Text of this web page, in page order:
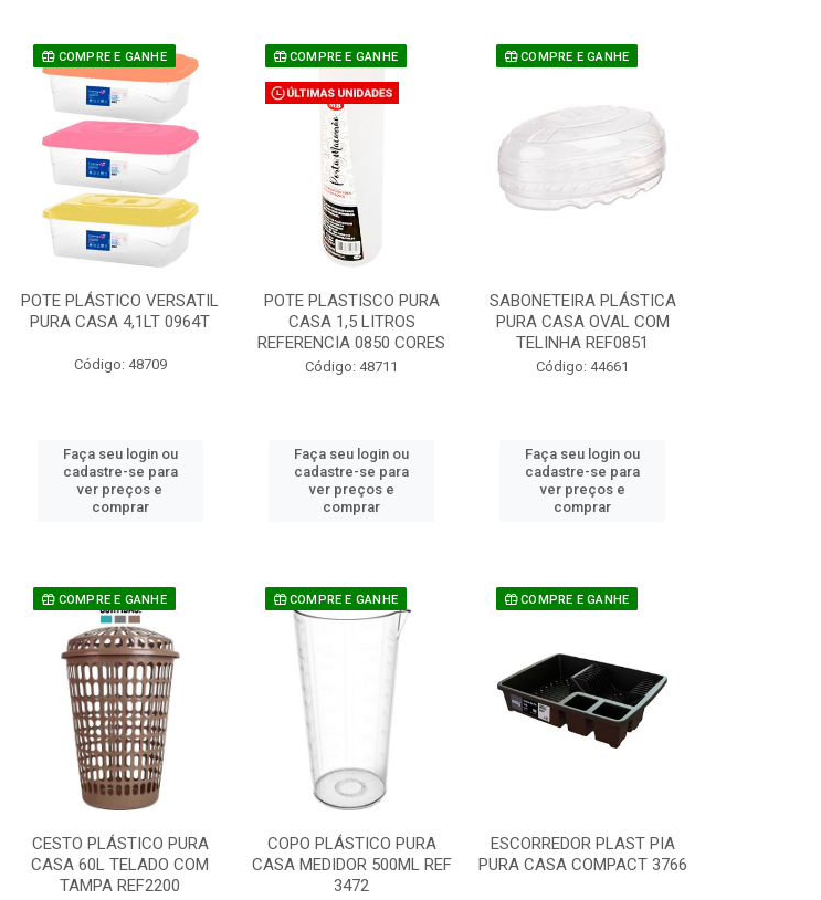
COMPRE E GANHE
POTE PLÁSTICO VERSATIL
PURA CASA 4,1LT 0964T
Código: 48709
Faça seu login ou
cadastre-se para
ver preços e
comprar
COMPRE E GANHE
POTE PLASTISCO PURA
CASA 1,5 LITROS
REFERENCIA 0850 CORES
Código: 48711
Faça seu login ou
cadastre-se para
ver preços e
comprar
COMPRE E GANHE
SABONETEIRA PLÁSTICA
PURA CASA OVAL COM
TELINHA REF0851
Código: 44661
Faça seu login ou
cadastre-se para
ver preços e
comprar
COMPRE E GANHE
CESTO PLÁSTICO PURA
CASA 60L TELADO COM
TAMPA REF2200
COMPRE E GANHE
COPO PLÁSTICO PURA
CASA MEDIDOR 500ML REF
3472
COMPRE E GANHE
ESCORREDOR PLAST PIA
PURA CASA COMPACT 3766